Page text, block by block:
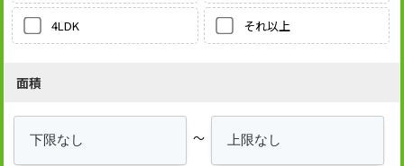
4LDK それ以上
面積
～